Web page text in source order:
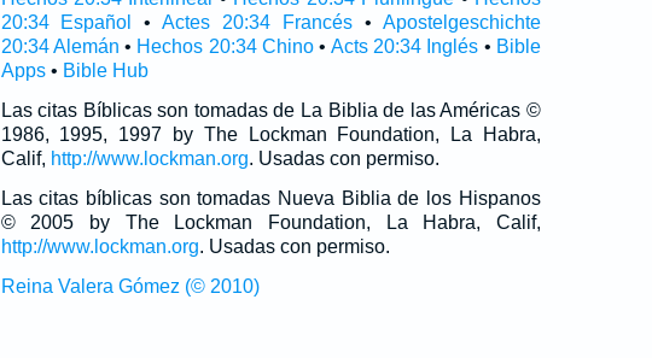
20:34 Español
•Actes 20:34 Francés • Apostelgeschichte
20:34 Alemán • Hechos 20:34 Chino • Acts 20:34 Inglés • Bible
Apps• Bible Hub
Las citas Bíblicas son tomadas de La Biblia de las Américas ©
1986, 1995, 1997 by The Lockman Foundation, La Habra,
Calif, http://www.lockman.org. Usadas con permiso.
Las citas bíblicas son tomadas Nueva Biblia de los Hispanos
© 2005 by The Lockman Foundation, La Habra, Calif,
http://www.lockman.org. Usadas con permiso.
Reina Valera Gómez (© 2010)